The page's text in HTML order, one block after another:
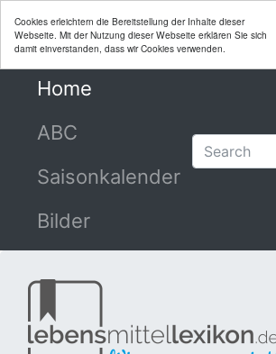
Cookies erleichtern die Bereitstellung der Inhalte dieser
Webseite. Mit der Nutzung dieser Webseite erklären Sie sich
damit einverstanden, dass wir Cookies verwenden.
Home
ABC
Saisonkalender
Bilder